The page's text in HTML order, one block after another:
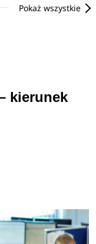
Pokaż wszystkie
kierunek